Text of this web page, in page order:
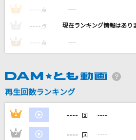
ClariS
ロードオブメジャー
sumika
残酷な天使のテーゼ
高橋洋子
1 ---- 点 ----
---- 点 ----
3 ---- 点 ----
再生回数ランキング
1 ---- 回 ----
2 ---- 回 ----